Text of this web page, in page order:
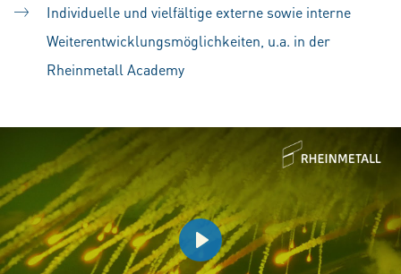
Individuelle und vielfältige externe sowie interne
Weiterentwicklungsmöglichkeiten, u.a. in der
Rheinmetall Academy
Play